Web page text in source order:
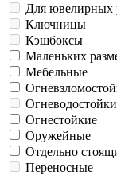
Для ювелирных
Ключницы
Кэшбоксы
Маленьких
Мебельные
Огнестойкие
Оружейные
Отдельно
Переносные